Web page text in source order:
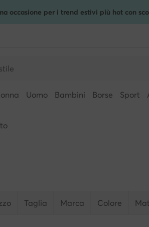
occasione per i trend estivi più hot con
Uomo Bambini Borse Sport
Taglia Marca Colore